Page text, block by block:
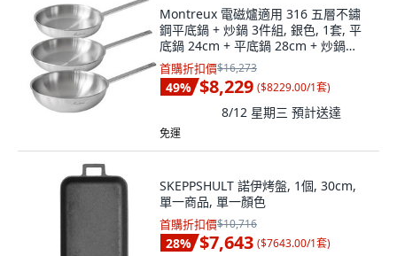
Montreux 電磁爐適用 316 五層不鏽
鋼平底鍋 + 炒鍋 3件組, 銀色, 1套, 平
底鍋 24cm + 平底鍋 28cm + 炒鍋
28cm
首購折扣價$16,273
49% $8,229 ($8229.00/1套)
8/12 星期三 預計送達
免運
SKEPPSHULT 諾伊烤盤, 1個, 30cm,
單一商品, 單一顏色
首購折扣價$10,716
28% $7,643 ($7643.00/1套)